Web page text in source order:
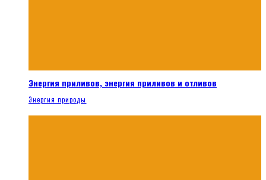
Энергия приливов, энергия приливов и отливов
Энергия природы